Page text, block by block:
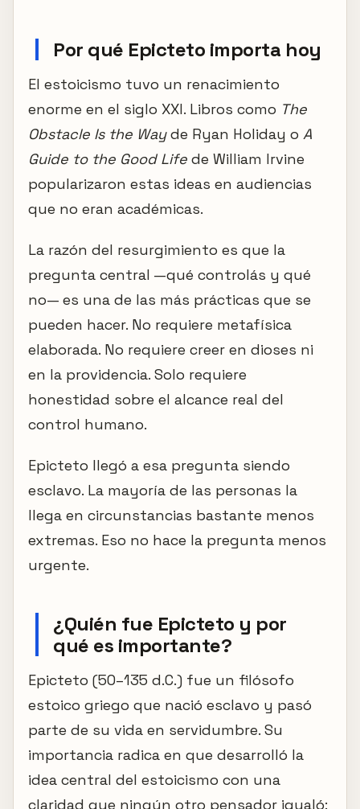
Por qué Epicteto importa hoy
El estoicismo tuvo un renacimiento
enorme en el siglo XXI. Libros como The
Obstacle Is the Wayde Ryan Holiday o A
Guide to the Good Life de William Irvine
popularizaron estas ideas en audiencias
que no eran académicas.
La razón del resurgimiento es que la
pregunta central —qué controlás y qué
no— es una de las más prácticas que se
pueden hacer. No requiere metafísica
elaborada. No requiere creer en dioses ni
en la providencia. Solo requiere
honestidad sobre el alcance real del
control humano.
Epicteto llegó a esa pregunta siendo
esclavo. La mayoría de las personas la
llega en circunstancias bastante menos
extremas. Eso no hace la pregunta menos
urgente.
¿Quién fue Epicteto y por
qué es importante?
Epicteto (50–135 d.C.) fue un filósofo
estoico griego que nació esclavo y pasó
parte de su vida en servidumbre. Su
importancia radica en que desarrolló la
idea central del estoicismo con una
claridad que ningún otro pensador igualó: